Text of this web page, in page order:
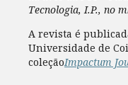
Tecnologia, I.P., no
A revista é
Universidade de
coleçãoImpactum